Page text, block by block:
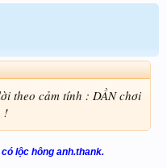
theo cảm tính : DẦN chơi
!
lộc hông anh.thank.